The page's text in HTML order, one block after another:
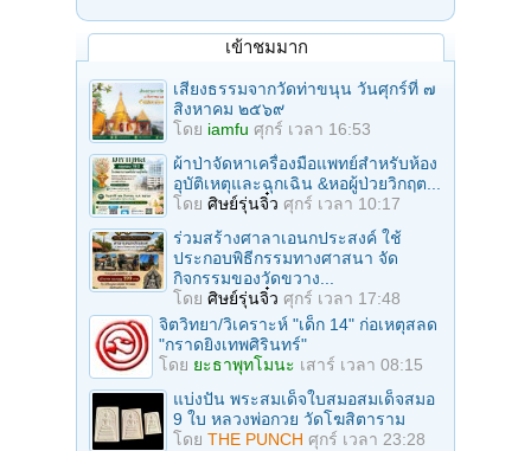
เข้าชมมาก
เสียงธรรมจากวัดท่าขนุน วันศุกร์ที่ ๗
สิงหาคม ๒๕๖๙
โดย iamfu ศุกร์ เวลา 16:53
ผ้าป่าจัดหาเครื่องมือแพทย์สำหรับห้อง
อุบัติเหตุและฉุกเฉิน &หอผู้ป่วยวิกฤต...
โดย ศิษย์รุ่นจิ๋ว ศุกร์ เวลา 10:17
ร่วมสร้างศาลาเอนกประสงค์ ใช้
ประกอบพิธีกรรมทางศาสนา จัด
กิจกรรมของวัดขวาง...
โดย ศิษย์รุ่นจิ๋ว ศุกร์ เวลา 17:48
จิตวิทยา/วิเคราะห์ "เด็ก 14" ก่อเหตุสลด
"กราดยิงเทพศิรินทร์"
โดย ยะธาพุทโมนะ เสาร์ เวลา 08:15
แบ่งปัน พระสมเด็จใบสมอสมเด็จสมอ
9 ใบ หลวงพ่อกวย วัดโฆสิตาราม
โดย THE PUNCH ศุกร์ เวลา 23:28